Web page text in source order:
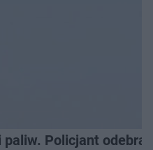
Policjant